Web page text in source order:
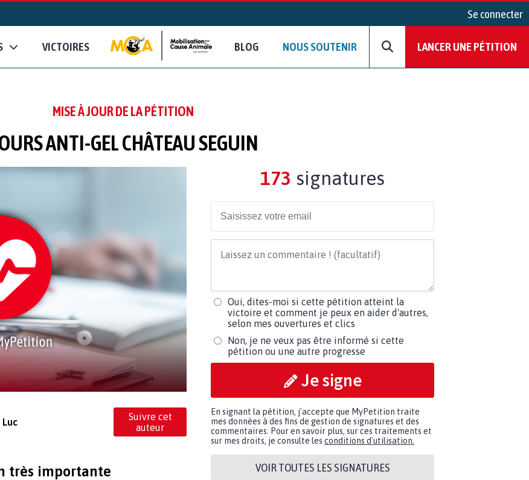
Se connecter
VICTOIRES BLOG NOUS SOUTENIR LANCER UNE PÉTITION
MISE À JOUR DE LA PÉTITION
ANTI-GEL CHÂTEAU SEGUIN
Luc
Suivre cet
auteur
très importante
173 signatures
Oui, dites-moi si cette pétition atteint la
victoire et comment je peux en aider d'autres,
selon mes ouvertures et clics
Non, je ne veux pas être informé si cette
pétition ou une autre progresse
Je signe
En signant la pétition, j'accepte que MyPetition traite
mes données à des fins de gestion de signatures et des
commentaires. Pour en savoir plus, sur ces traitements et
sur mes droits, je consulte les conditions d'utilisation.
VOIR TOUTES LES SIGNATURES